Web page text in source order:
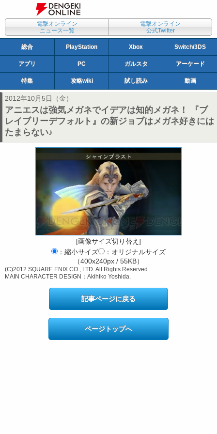
電撃オンライン
ニュース一覧
電撃オンライン
公式Twitter
総合 PlayStation Xbox Switch/3DS
アプリ PC ガルスタ アーケード
特集 攻略wiki 試し読み 動画
2012年10月5日（金）
アニエスは強気メガネでイデアは知的メガネ！ 『ブ
レイブリーデフォルト』の新ジョブはメガネ好きには
たまらない♪
[画像サイズ切り替え]
：縮小サイズ
：オリジナルサイズ
（400x240px / 55KB）
(C)2012 SQUARE ENIX CO., LTD. All Rights Reserved.
MAIN CHARACTER DESIGN：Akihiko Yoshida.
記事ページに戻る
ページトップへ